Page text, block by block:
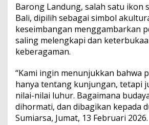
a
r
o
n
g
n
d
u
n
g
J
Barong Landung, salah satu ikon
Bali, dipilih sebagai simbol
keseimbangan menggambarkan
saling melengkapi dan
keberagaman.
“Kami ingin menunjukkan bahwa
hanya tentang kunjungan, tetapi
nilai-nilai luhur. Bagaimana
dihormati, dan dibagikan kepada
Sumiarsa, Jumat, 13 Februari 2026.